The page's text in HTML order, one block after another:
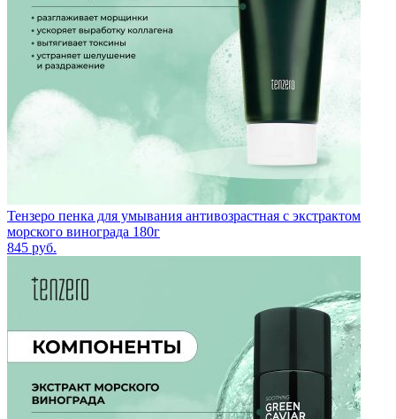
Тензеро пенка для умывания антивозрастная с экстрактом
морского винограда 180г
845 руб.